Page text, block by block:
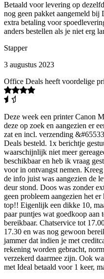
Betaald voor levering op
nog geen pakket aangemeld
extra betaling voor
anders bestellen als je niet erg
Stapper
3 augustus 2023
Office Deals heeft voordelige
Deze week een printer Canon
deze op zoek en aangezien er
zat en incl. verzending
Deals besteld. 1x berichtje
waarschijnlijk niet meer
beschikbaar en heb ik vraag
voor in ontvangst nemen.
de info juist was aangezien de
deur stond. Doos was zonder
geen probleem aangezien het
top!! Eigenlijk een dikke 10,
paar puntjes wat goedkoop aan
bereikbaar. Chatservice tot
17.30 en was nog gewoon
jammer dat indien je met
rekening worden gebracht,
verzekerd daarmee zijn. Ook
met Ideal betaald voor 1 keer,